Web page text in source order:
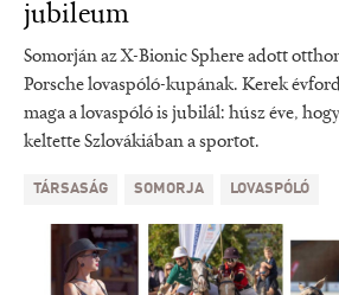
jubileum
Somorján az X-Bionic Sphere adott
Porsche lovaspóló-kupának. Kerek
maga a lovaspóló is jubilál: húsz éve,
keltette Szlovákiában a sportot.
TÁRSASÁG SOMORJA LOVASPÓLÓ